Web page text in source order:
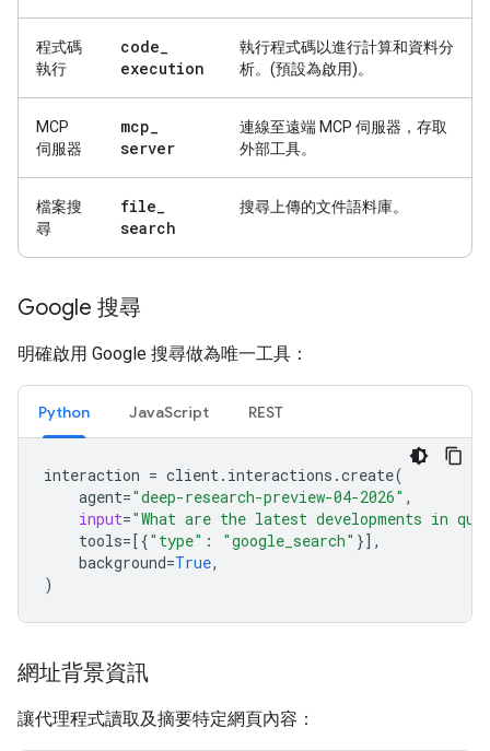
程式碼
執行
code_
execution
執行程式碼以進行計算和資料分
析。(預設為啟用)。
MCP
伺服器
mcp_
server
連線至遠端 MCP 伺服器，存取
外部工具。
檔案搜
尋
file_
search
搜尋上傳的文件語料庫。
Google 搜尋
明確啟用 Google 搜尋做為唯一工具：
Python JavaScript REST
interaction = client. interactions .create(
agent="deep-research-preview-04-2026" ,
input="What are the latest developments in
tools=[{"type" : "google_search" }],
background=True,
)
網址背景資訊
讓代理程式讀取及摘要特定網頁內容：